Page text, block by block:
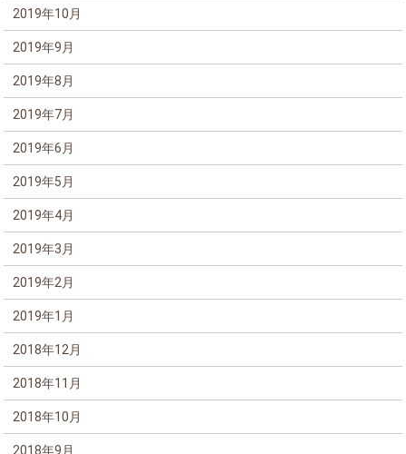
2019年10月
2019年9月
2019年8月
2019年7月
2019年6月
2019年5月
2019年4月
2019年3月
2019年2月
2019年1月
2018年12月
2018年11月
2018年10月
2018年9月